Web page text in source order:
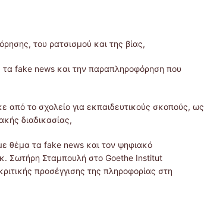
του ρατσισμού και της βίας,
fake news και την παραπληροφόρηση που
το σχολείο για εκπαιδευτικούς σκοπούς, ως
διαδικασίας,
θέμα τα fake news και τον ψηφιακό
Σωτήρη Σταμπουλή στο Goethe Institut
προσέγγισης της πληροφορίας στη